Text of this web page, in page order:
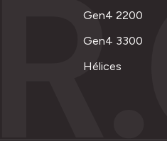
Gen4 2200
Gen4 3300
Hélices